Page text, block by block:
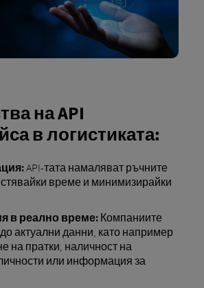
на API
в логистиката:
API-тата намаляват ръчните
време и минимизирайки
в реално време:Компаниите
актуални данни, като например
на пратки, наличност на
или информация за